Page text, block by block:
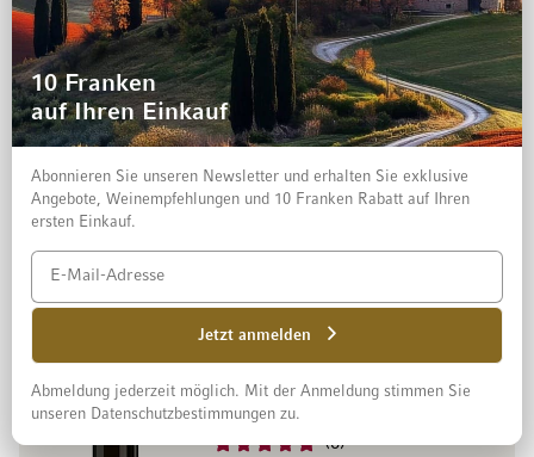
CHF 30.50
6
10 Franken
auf Ihren Einkauf
Abonnieren Sie unseren Newsletter und erhalten Sie exklusive
Angebote, Weinempfehlungen und 10 Franken Rabatt auf Ihren
ersten Einkauf.
Jetzt anmelden
Abmeldung jederzeit möglich. Mit der Anmeldung stimmen Sie
unseren Datenschutzbestimmungen zu.